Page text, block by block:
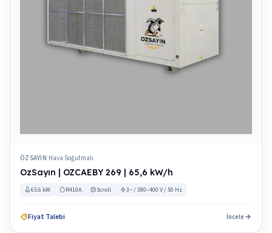
ÖZSAYIN|Hava Soğutmalı
OzSayın | OZCAEBY 269 | 65,6 kW/h
65.6 kW R410A Scroll 3~ / 380–400 V / 50 Hz
Fiyat Talebi İncele